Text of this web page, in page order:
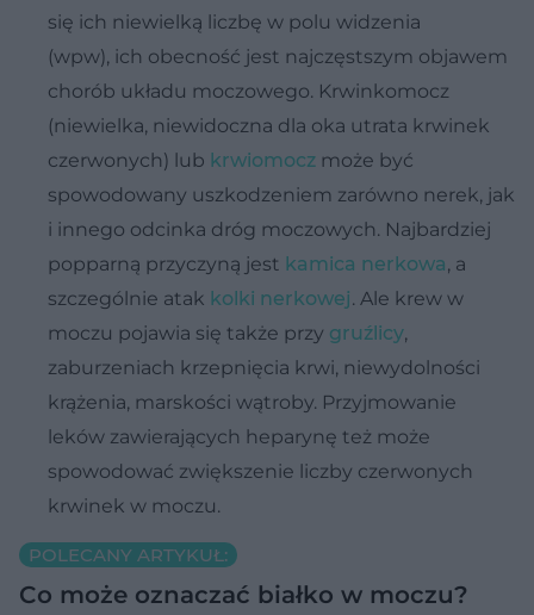
się ich niewielką liczbę w polu widzenia
(wpw), ich obecność jest najczęstszym objawem
chorób układu moczowego. Krwinkomocz
(niewielka, niewidoczna dla oka utrata krwinek
czerwonych) lub krwiomocz może być
spowodowany uszkodzeniem zarówno nerek, jak
i innego odcinka dróg moczowych. Najbardziej
popparną przyczyną jest kamica nerkowa, a
szczególnie atak kolki nerkowej. Ale krew w
moczu pojawia się także przy gruźlicy,
zaburzeniach krzepnięcia krwi, niewydolności
krążenia, marskości wątroby. Przyjmowanie
leków zawierających heparynę też może
spowodować zwiększenie liczby czerwonych
krwinek w moczu.
POLECANY ARTYKUŁ:
Co może oznaczać białko w moczu?